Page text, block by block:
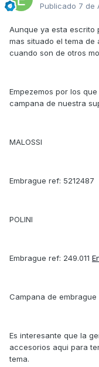
Publicado 7 de
Aunque ya esta escrito
mas situado el tema
cuando son de otros
Empezemos por los
campana de nuestra
MALOSSI
Embrague ref: 5212487
POLINI
Embrague ref: 249.011
Campana de
Es interesante que la
accesorios aqui para
tema.